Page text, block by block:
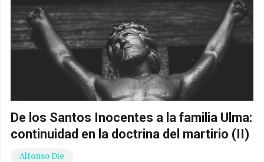
De los Santos Inocentes a la familia Ulma:
continuidad en la doctrina del martirio (II)
Alfonso Die